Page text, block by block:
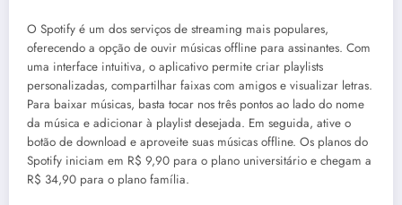
O Spotify é um dos serviços de streaming mais populares,
oferecendo a opção de ouvir músicas offline para assinantes. Com
uma interface intuitiva, o aplicativo permite criar playlists
personalizadas, compartilhar faixas com amigos e visualizar letras.
Para baixar músicas, basta tocar nos três pontos ao lado do nome
da música e adicionar à playlist desejada. Em seguida, ative o
botão de download e aproveite suas músicas offline. Os planos do
Spotify iniciam em R$ 9,90 para o plano universitário e chegam a
R$ 34,90 para o plano família.